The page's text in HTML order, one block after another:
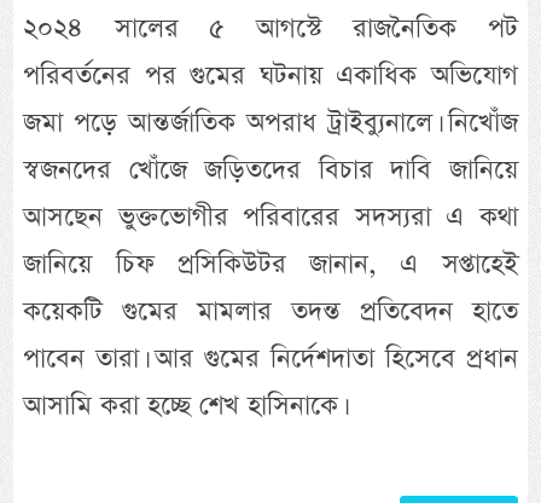
২০২৪ সালের ৫ আগস্টে রাজনৈতিক পট
পরিবর্তনের পর গুমের ঘটনায় একাধিক অভিযোগ
জমা পড়ে আন্তর্জাতিক অপরাধ ট্রাইব্যুনালে। নিখোঁজ
স্বজনদের খোঁজে জড়িতদের বিচার দাবি জানিয়ে
আসছেন ভুক্তভোগীর পরিবারের সদস্যরা এ কথা
জানিয়ে চিফ প্রসিকিউটর জানান, এ সপ্তাহেই
কয়েকটি গুমের মামলার তদন্ত প্রতিবেদন হাতে
পাবেন তারা। আর গুমের নির্দেশদাতা হিসেবে প্রধান
আসামি করা হচ্ছে শেখ হাসিনাকে।